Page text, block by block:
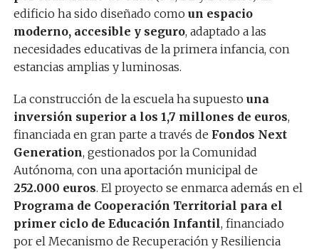
edificio ha sido diseñado como un espacio
moderno, accesible y seguro, adaptado a las
necesidades educativas de la primera infancia, con
estancias amplias y luminosas.
La construcción de la escuela ha supuesto una
inversión superior a los 1,7 millones de euros,
financiada en gran parte a través de Fondos Next
Generation, gestionados por la Comunidad
Autónoma, con una aportación municipal de
252.000 euros. El proyecto se enmarca además en el
Programa de Cooperación Territorial para el
primer ciclo de Educación Infantil, financiado
por el Mecanismo de Recuperación y Resiliencia